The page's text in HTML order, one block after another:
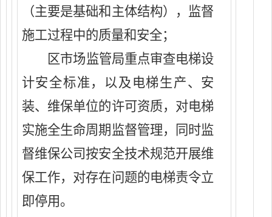
（主要是基础和主体结构）
， 监督
施工过程中的质量和安全；
区市场监管局重点审查电梯设
计安全标准，以及电梯生产、安
装、维保单位的许可资质，对电梯
实施全生命周期监督管理，同时监
督维保公司按安全技术规范开展维
保工作，对存在问题的电梯责令立
即停用。